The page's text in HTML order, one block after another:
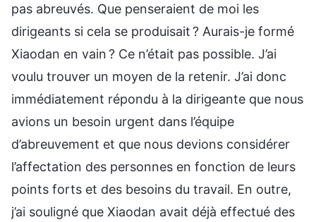
pas abreuvés. Que penseraient de moi les
dirigeants si cela se produisait ? Aurais-je formé
Xiaodan en vain ? Ce n’était pas possible. J’ai
voulu trouver un moyen de la retenir. J’ai donc
immédiatement répondu à la dirigeante que nous
avions un besoin urgent dans l’équipe
d’abreuvement et que nous devions considérer
l’affectation des personnes en fonction de leurs
points forts et des besoins du travail. En outre,
j’ai souligné que Xiaodan avait déjà effectué des